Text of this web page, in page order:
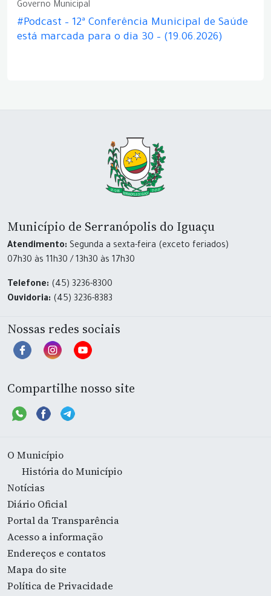
Governo Municipal
#Podcast – 12ª Conferência Municipal de Saúde
está marcada para o dia 30 – (19.06.2026)
Município de Serranópolis do Iguaçu
Atendimento: Segunda a sexta-feira (exceto feriados)
07h30 às 11h30 / 13h30 às 17h30
Telefone: (45) 3236-8300
Ouvidoria: (45) 3236-8383
Nossas redes sociais
Compartilhe nosso site
O Município
História do Município
Notícias
Diário Oficial
Portal da Transparência
Acesso a informação
Endereços e contatos
Mapa do site
Política de Privacidade